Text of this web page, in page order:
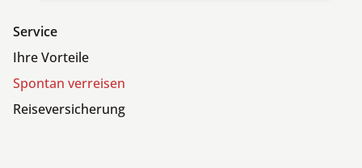
Service
Ihre Vorteile
Spontan verreisen
Reiseversicherung